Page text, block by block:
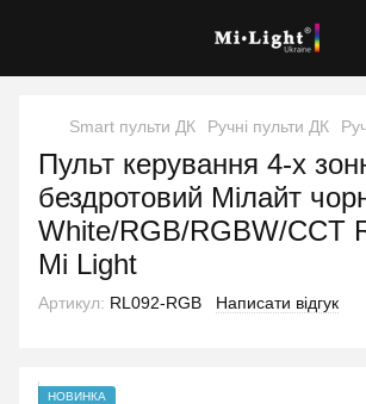
Smart пульти ДК Ручні пульти ДК
Пульт керування 4-х
бездротовий Мілайт
White/RGB/RGBW/CCT
Mi Light
Артикул: RL092-RGB Написати відгук
НОВИНКА